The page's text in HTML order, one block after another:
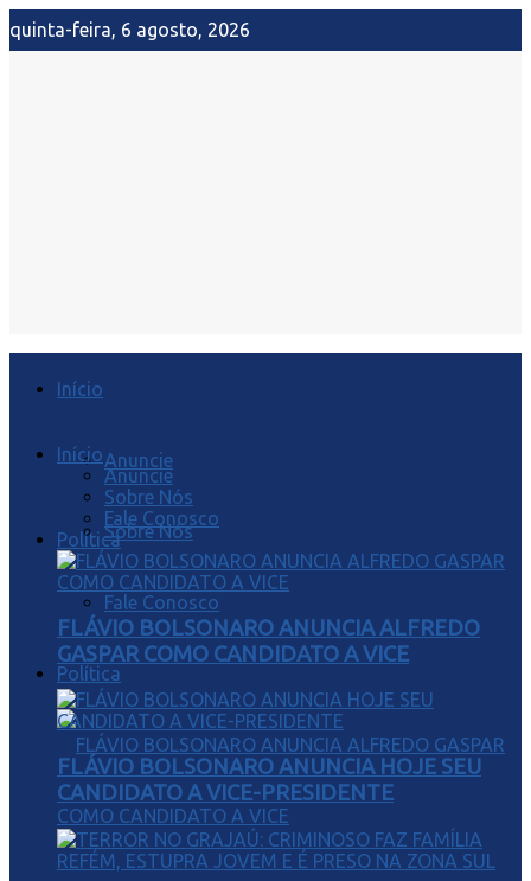
quinta-feira, 6 agosto, 2026
Início
Anuncie
Sobre Nós
Fale Conosco
Política
Início
Anuncie
Sobre Nós
Fale Conosco
Política
FLÁVIO BOLSONARO ANUNCIA ALFREDO
GASPAR COMO CANDIDATO A VICE
FLÁVIO BOLSONARO ANUNCIA HOJE SEU
CANDIDATO A VICE-PRESIDENTE